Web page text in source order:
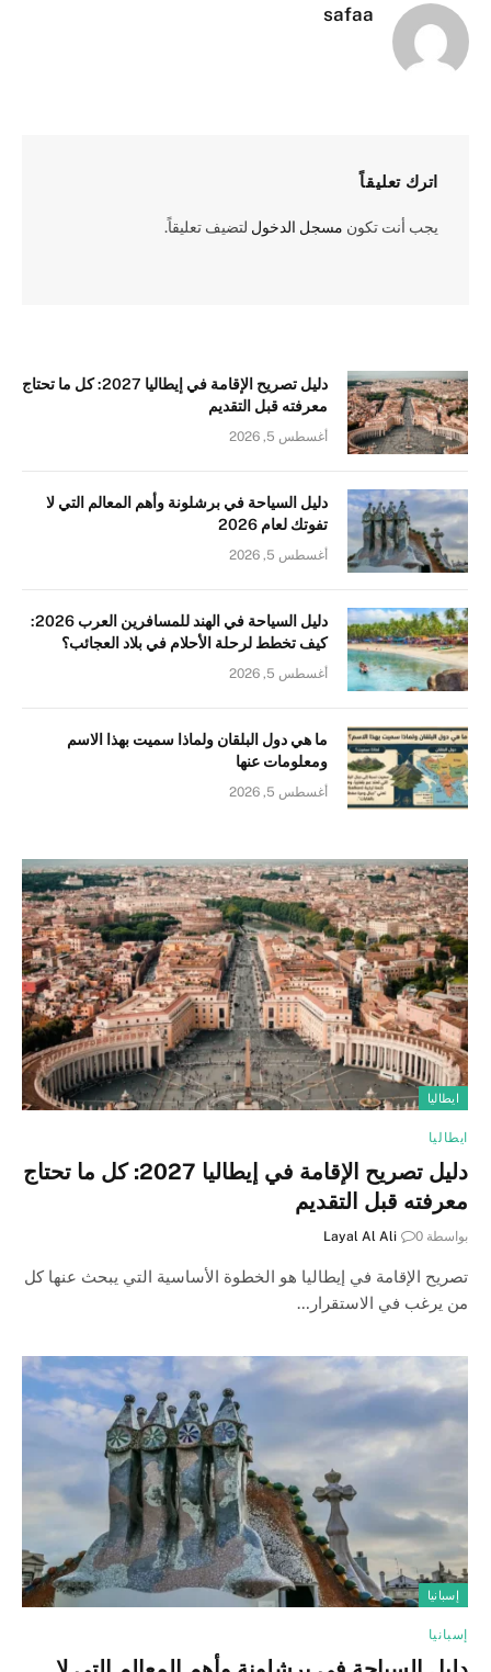
safaa
اترك تعليقاً
يجب أنت تكون مسجل الدخول لتضيف تعليقاً.
دليل تصريح الإقامة في إيطاليا 2027: كل ما تحتاج
معرفته قبل التقديم
أغسطس 5, 2026
دليل السياحة في برشلونة وأهم المعالم التي لا
تفوتك لعام 2026
أغسطس 5, 2026
دليل السياحة في الهند للمسافرين العرب 2026:
كيف تخطط لرحلة الأحلام في بلاد العجائب؟
أغسطس 5, 2026
ما هي دول البلقان ولماذا سميت بهذا الاسم
ومعلومات عنها
أغسطس 5, 2026
ايطاليا
ايطاليا
دليل تصريح الإقامة في إيطاليا 2027: كل ما تحتاج
معرفته قبل التقديم
بواسطة Layal Al Ali 0
تصريح الإقامة في إيطاليا هو الخطوة الأساسية التي يبحث عنها كل
من يرغب في الاستقرار…
إسبانيا
إسبانيا